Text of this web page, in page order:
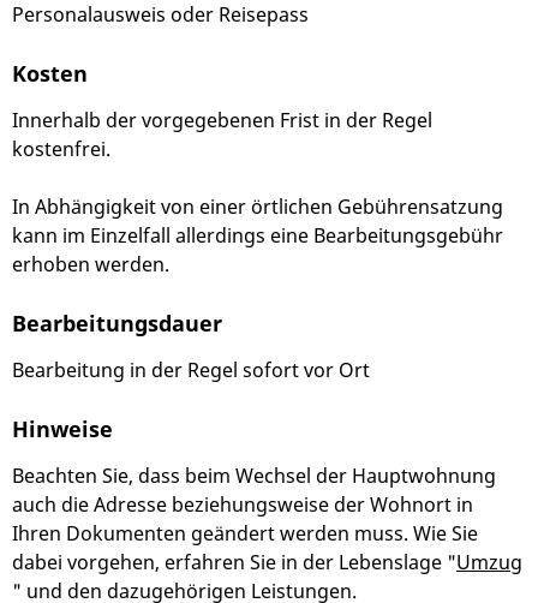
Personalausweis oder Reisepass
Kosten
Innerhalb der vorgegebenen Frist in der Regel
kostenfrei.
In Abhängigkeit von einer örtlichen Gebührensatzung
kann im Einzelfall allerdings eine Bearbeitungsgebühr
erhoben werden.
Bearbeitungsdauer
Bearbeitung in der Regel sofort vor Ort
Hinweise
Beachten Sie, dass beim Wechsel der Hauptwohnung
auch die Adresse beziehungsweise der Wohnort in
Ihren Dokumenten geändert werden muss. Wie Sie
dabei vorgehen, erfahren Sie in der Lebenslage "Umzug
" und den dazugehörigen Leistungen.